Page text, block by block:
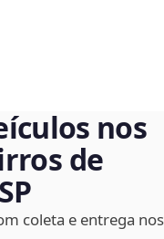
nos
de
coleta e entrega nos